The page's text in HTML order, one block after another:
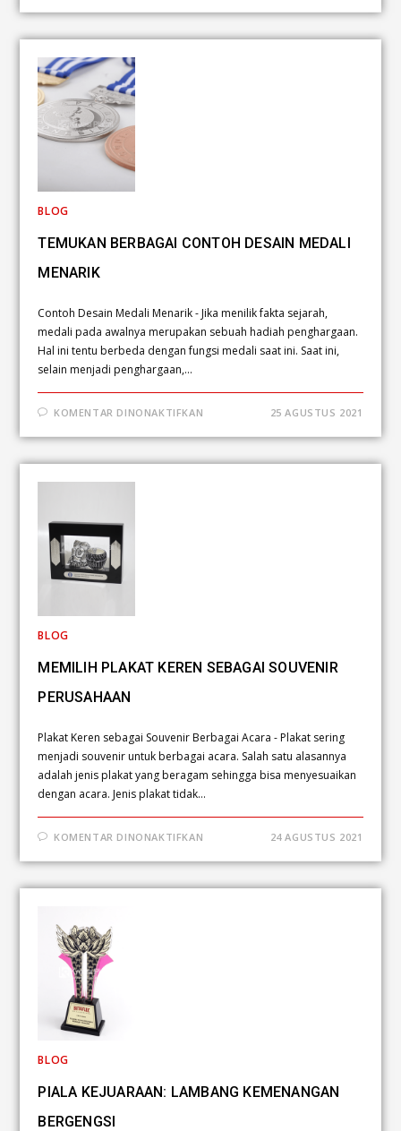
BLOG
TEMUKAN BERBAGAI CONTOH DESAIN MEDALI
MENARIK
Contoh Desain Medali Menarik - Jika menilik fakta sejarah,
medali pada awalnya merupakan sebuah hadiah penghargaan.
Hal ini tentu berbeda dengan fungsi medali saat ini. Saat ini,
selain menjadi penghargaan,…
KOMENTAR DINONAKTIFKAN 25 AGUSTUS 2021
BLOG
MEMILIH PLAKAT KEREN SEBAGAI SOUVENIR
PERUSAHAAN
Plakat Keren sebagai Souvenir Berbagai Acara - Plakat sering
menjadi souvenir untuk berbagai acara. Salah satu alasannya
adalah jenis plakat yang beragam sehingga bisa menyesuaikan
dengan acara. Jenis plakat tidak…
KOMENTAR DINONAKTIFKAN 24 AGUSTUS 2021
BLOG
PIALA KEJUARAAN: LAMBANG KEMENANGAN
BERGENGSI